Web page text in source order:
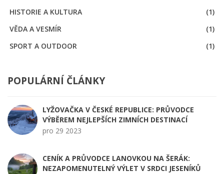
HISTORIE A KULTURA
(1)
VĚDA A VESMÍR
(1)
SPORT A OUTDOOR
(1)
POPULÁRNÍ ČLÁNKY
LYŽOVAČKA V ČESKÉ REPUBLICE: PRŮVODCE
VÝBĚREM NEJLEPŠÍCH ZIMNÍCH DESTINACÍ
pro 29 2023
CENÍK A PRŮVODCE LANOVKOU NA ŠERÁK:
NEZAPOMENUTELNÝ VÝLET V SRDCI JESENÍKŮ